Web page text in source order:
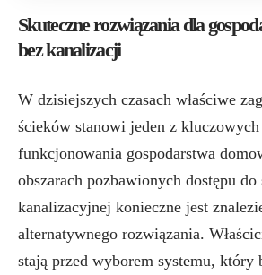
Skuteczne rozwiązania dla
bez kanalizacji
W dzisiejszych czasach właściwe
ścieków stanowi jeden z
funkcjonowania gospodarstwa
obszarach pozbawionych dostępu do
kanalizacyjnej konieczne jest
alternatywnego rozwiązania.
stają przed wyborem systemu, który